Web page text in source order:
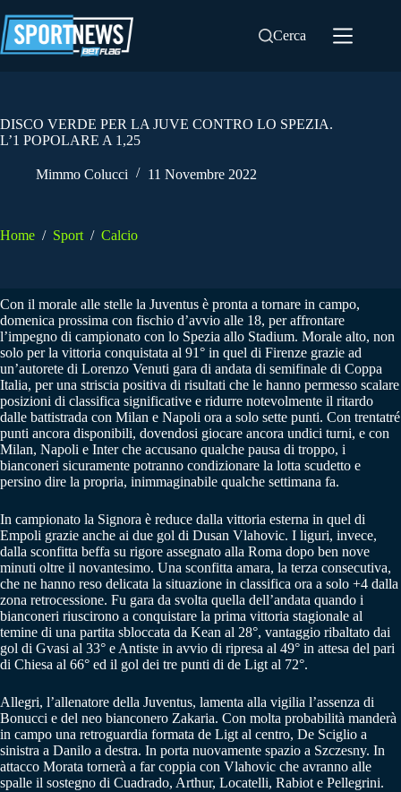
al
contenuto
Cerca
DISCO VERDE PER LA JUVE CONTRO LO SPEZIA.
L’1 POPOLARE A 1,25
Mimmo Colucci 11 Novembre 2022
Home / Sport / Calcio
Con il morale alle stelle la Juventus è pronta a tornare in campo,
domenica prossima con fischio d’avvio alle 18, per affrontare
l’impegno di campionato con lo Spezia allo Stadium. Morale alto, non
solo per la vittoria conquistata al 91° in quel di Firenze grazie ad
un’autorete di Lorenzo Venuti gara di andata di semifinale di Coppa
Italia, per una striscia positiva di risultati che le hanno permesso scalare
posizioni di classifica significative e ridurre notevolmente il ritardo
dalle battistrada con Milan e Napoli ora a solo sette punti. Con trentatré
punti ancora disponibili, dovendosi giocare ancora undici turni, e con
Milan, Napoli e Inter che accusano qualche pausa di troppo, i
bianconeri sicuramente potranno condizionare la lotta scudetto e
persino dire la propria, inimmaginabile qualche settimana fa.
In campionato la Signora è reduce dalla vittoria esterna in quel di
Empoli grazie anche ai due gol di Dusan Vlahovic. I liguri, invece,
dalla sconfitta beffa su rigore assegnato alla Roma dopo ben nove
minuti oltre il novantesimo. Una sconfitta amara, la terza consecutiva,
che ne hanno reso delicata la situazione in classifica ora a solo +4 dalla
zona retrocessione. Fu gara da svolta quella dell’andata quando i
bianconeri riuscirono a conquistare la prima vittoria stagionale al
temine di una partita sbloccata da Kean al 28°, vantaggio ribaltato dai
gol di Gvasi al 33° e Antiste in avvio di ripresa al 49° in attesa del pari
di Chiesa al 66° ed il gol dei tre punti di de Ligt al 72°.
Allegri, l’allenatore della Juventus, lamenta alla vigilia l’assenza di
Bonucci e del neo bianconero Zakaria. Con molta probabilità manderà
in campo una retroguardia formata de Ligt al centro, De Sciglio a
sinistra a Danilo a destra. In porta nuovamente spazio a Szczesny. In
attacco Morata tornerà a far coppia con Vlahovic che avranno alle
spalle il sostegno di Cuadrado, Arthur, Locatelli, Rabiot e Pellegrini.